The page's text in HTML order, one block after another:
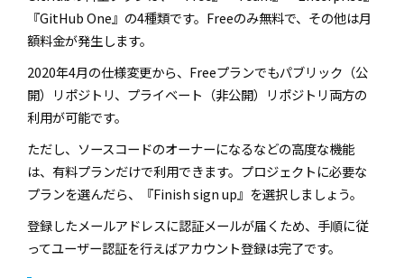
『GitHub One』の4種類です。 Freeのみ無料で、その他は月
額料金が発生します。
2020年4月の仕様変更から、 Freeプランでもパブリック（公
開）リポジトリ、プライベート（非公開）リポジトリ両方の
利用が可能です。
ただし、ソースコードのオーナーになるなどの高度な機能
は、有料プランだけで利用できます。プロジェクトに必要な
プランを選んだら、『Finish sign up』を選択しましょう。
登録したメールアドレスに認証メールが届くため、手順に従
ってユーザー認証を行えばアカウント登録は完了です。